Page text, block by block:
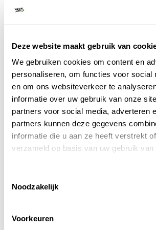
Deze website maakt gebruik van
We gebruiken cookies om content en
personaliseren, om functies voor social
en om ons websiteverkeer te
informatie over uw gebruik van onze
partners voor social media, adverteren
partners kunnen deze gegevens
informatie die u aan ze heeft verstrekt
verzameld op basis van uw gebruik
Noodzakelijk
Voorkeuren
China
! Kinderen houden enorm veel
Bezoek daarom het Panda Research
Chengdu. In de bamboebossen leven
reuzenpanda's die je van dichtbij kan
meeste reisorganisaties hebben een
pandacentrum in Chengdu op het
5. Yangshuo
Heerlijke bestemming om enkele
tussen het karstgebergte. In
zoals bamboevaren, kajakken, fietsen
Reis je op eigen houtje, dan hebben